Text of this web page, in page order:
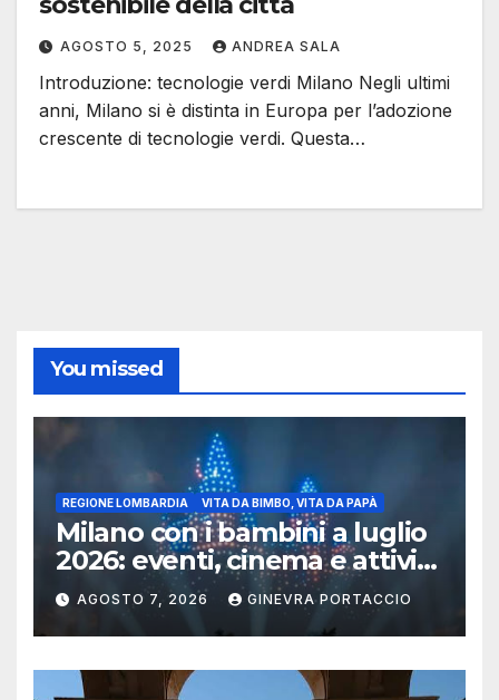
AGOSTO 5, 2025 ANDREA SALA
Introduzione: tecnologie verdi Milano Negli ultimi
anni, Milano si è distinta in Europa per l’adozione
crescente di tecnologie verdi. Questa…
You missed
REGIONE LOMBARDIA VITA DA BIMBO, VITA DA PAPÀ
Milano con i bambini a luglio
2026: eventi, cinema e attività
per famiglie
AGOSTO 7, 2026 GINEVRA PORTACCIO